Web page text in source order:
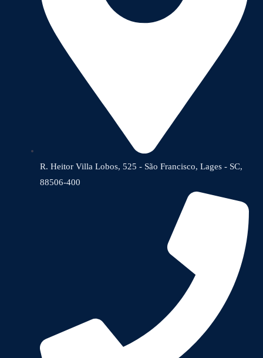
R. Heitor Villa Lobos, 525 - São Francisco, Lages - SC,
88506-400